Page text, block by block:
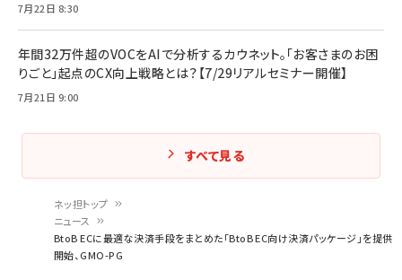
ネッ担トップ
ニュース
BtoB ECに最適な決済手段をまとめた「BtoB EC向け決済パッケージ」を提供
開始、GMO-PG
7月22日 8:30
年間32万件超のVOCをAIで分析するカウネット。「お客さまのお困
りごと」起点のCX向上戦略とは？【7/29リアルセミナー開催】
7月21日 9:00
すべて見る